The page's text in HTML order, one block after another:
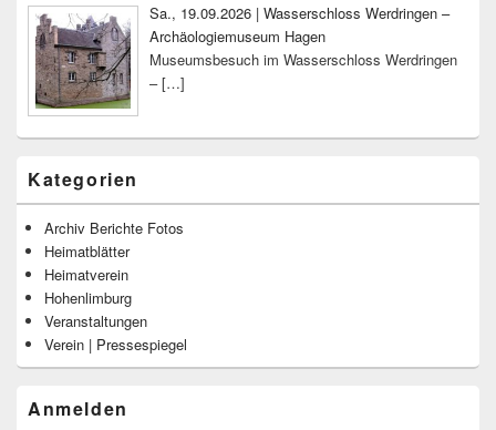
Sa., 19.09.2026 | Wasserschloss Werdringen –
Archäologiemuseum Hagen
Museumsbesuch im Wasserschloss Werdringen
–[…]
Kategorien
Archiv Berichte Fotos
Heimatblätter
Heimatverein
Hohenlimburg
Veranstaltungen
Verein | Pressespiegel
Anmelden